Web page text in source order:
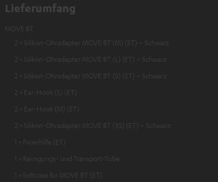
Lieferumfang
MOVE BT
2 × Silikon-Ohradapter MOVE BT (M) (ET) – Schwarz
2 × Silikon-Ohradapter MOVE BT (L) (ET) – Schwarz
2 × Silikon-Ohradapter MOVE BT (S) (ET) – Schwarz
2 × Ear-Hook (S) (ET)
2 × Ear-Hook (M) (ET)
2 × Silikon-Ohradapter MOVE BT (XS) (ET) – Schwarz
1 × Fixierhilfe (ET)
1 × Reinigungs- und Transport-Tube
1 × Softcase für MOVE BT (ET)